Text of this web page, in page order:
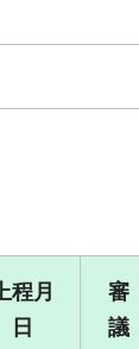
程月
日
審
議